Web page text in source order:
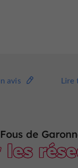
Lire
avis
un avis
Fous de
les